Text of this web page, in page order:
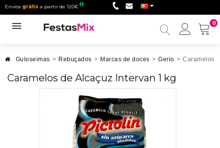
Envios grátis a partir de 120€
0
Minha
Guloseimas > Rebuçados > Marcas de doces > Gerio > Caramelos
Caramelos de Alcaçuz Intervan 1 kg